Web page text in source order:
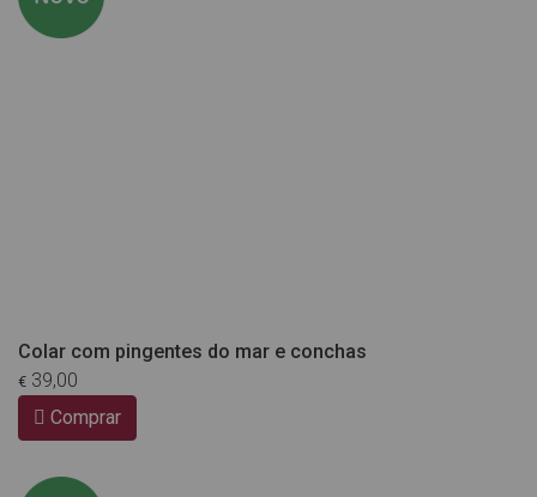
Colar com pingentes do mar e conchas
€ 39,00
Comprar